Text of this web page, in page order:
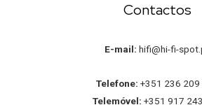
Contactos
E-mail: hifi@hi-fi-
Telefone: +351 236 209
Telemóvel: +351 917